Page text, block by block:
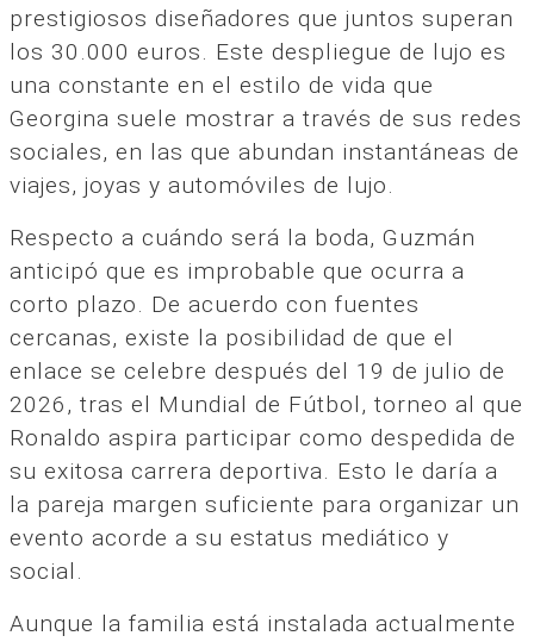
prestigiosos diseñadores que juntos superan
los 30.000 euros. Este despliegue de lujo es
una constante en el estilo de vida que
Georgina suele mostrar a través de sus redes
sociales, en las que abundan instantáneas de
viajes, joyas y automóviles de lujo.
Respecto a cuándo será la boda, Guzmán
anticipó que es improbable que ocurra a
corto plazo. De acuerdo con fuentes
cercanas, existe la posibilidad de que el
enlace se celebre después del 19 de julio de
2026, tras el Mundial de Fútbol, torneo al que
Ronaldo aspira participar como despedida de
su exitosa carrera deportiva. Esto le daría a
la pareja margen suficiente para organizar un
evento acorde a su estatus mediático y
social.
Aunque la familia está instalada actualmente